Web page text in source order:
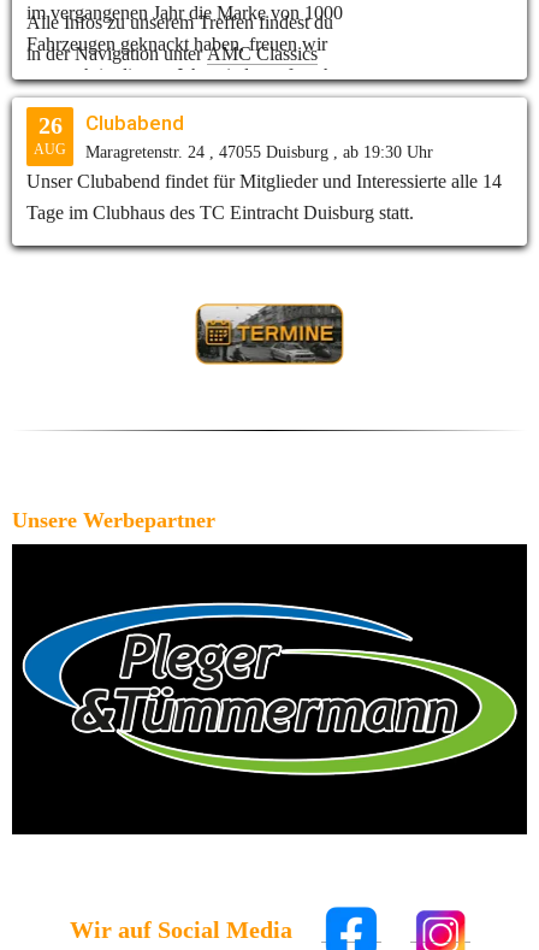
im vergangenen Jahr die Marke von 1000
Fahrzeugen geknackt haben, freuen wir
uns auch in diesem Jahr wieder auf euch.
Alle Infos zu unserem Treffen findest du
in der Navigation unterAMC Classics
26
AUG
Clubabend
Maragretenstr. 24 , 47055 Duisburg , ab 19:30 Uhr
Unser Clubabend findet für Mitglieder und Interessierte alle 14
Tage im Clubhaus des TC Eintracht Duisburg statt.
Unsere Werbepartner
Wir auf Social Media